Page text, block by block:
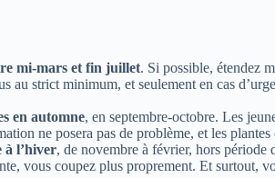
mi-mars et fin juillet. Si possible, étendez
au strict minimum, et seulement en cas
en automne, en septembre-octobre. Les
ne posera pas de problème, et les
à l’hiver, de novembre à février, hors période
vous coupez plus proprement. Et surtout,